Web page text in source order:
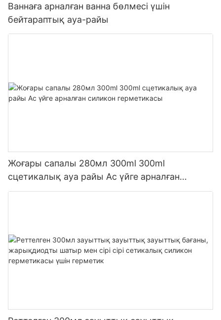
Ваннаға арналған ванна бөлмесі үшін
бейтараптық ауа-райы
Жоғары сапалы 280мл 300ml 300ml
сцетикалық ауа райы Ас үйге арналған
силикон герметикасы